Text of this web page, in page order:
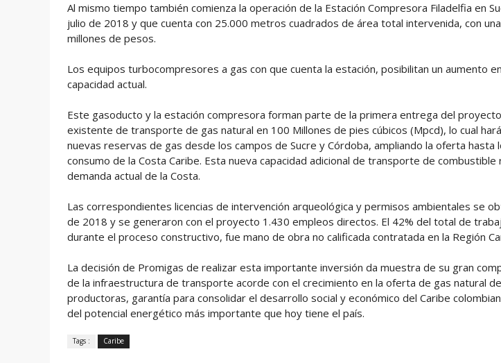
Al mismo tiempo también comienza la operación de la Estación Compresora Filadelfia en
julio de 2018 y que cuenta con 25.000 metros cuadrados de área total intervenida, con
millones de pesos.
Los equipos turbocompresores a gas con que cuenta la estación, posibilitan un aumento
capacidad actual.
Este gasoducto y la estación compresora forman parte de la primera entrega del
existente de transporte de gas natural en 100 Millones de pies cúbicos (Mpcd), lo cual
nuevas reservas de gas desde los campos de Sucre y Córdoba, ampliando la oferta hasta
consumo de la Costa Caribe. Esta nueva capacidad adicional de transporte de
demanda actual de la Costa.
Las correspondientes licencias de intervención arqueológica y permisos ambientales se
de 2018 y se generaron con el proyecto 1.430 empleos directos. El 42% del total de
durante el proceso constructivo, fue mano de obra no calificada contratada en la Región
La decisión de Promigas de realizar esta importante inversión da muestra de su gran
de la infraestructura de transporte acorde con el crecimiento en la oferta de gas natural
productoras, garantía para consolidar el desarrollo social y económico del Caribe
del potencial energético más importante que hoy tiene el país.
Tags : Caribe